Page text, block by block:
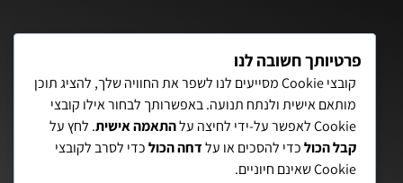
יצירת קשר:
פאת השולחן 15, תל-אביב
072-3972700
פרטיותך חשובה לנו
קובצי Cookie מסייעים לנו לשפר את החוויה שלך, להציג תוכן
מותאם אישית ולנתח תנועה. באפשרותך לבחור אילו קובצי
Cookie לאפשר על-ידי לחיצה על
התאמה אישית. לחץ על
קבל הכולכדי להסכים או עלדחה הכולכדי לסרב לקובצי
Cookie שאינם חיוניים.